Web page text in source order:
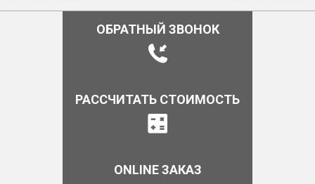
ОБРАТНЫЙ ЗВОНОК
РАССЧИТАТЬ СТОИМОСТЬ
ONLINE ЗАКАЗ